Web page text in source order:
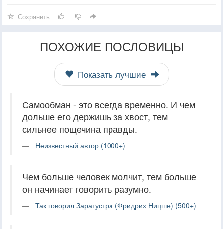
Сохранить
ПОХОЖИЕ ПОСЛОВИЦЫ
Показать лучшие
Самообман - это всегда временно. И чем
дольше его держишь за хвост, тем
сильнее пощечина правды.
Неизвестный автор (1000+)
Чем больше человек молчит, тем больше
он начинает говорить разумно.
Так говорил Заратустра (Фридрих Ницше) (500+)